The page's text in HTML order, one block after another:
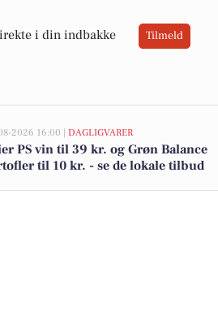
i din indbakke Tilmeld
2026 16:00 | DAGLIGVARER
PS vin til 39 kr. og Grøn Balance
til 10 kr. - se de lokale tilbud